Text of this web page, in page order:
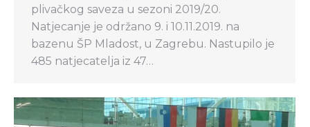
plivačkog saveza u sezoni 2019/20.
Natjecanje je održano 9. i 10.11.2019. na
bazenu ŠP Mladost, u Zagrebu. Nastupilo je
485 natjecatelja iz 47…